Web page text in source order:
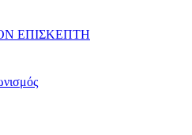
ΕΠΙΣΚΕΠΤΗ